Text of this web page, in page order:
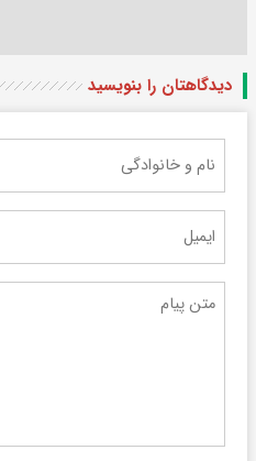
دیدگاهتان را بنویسید